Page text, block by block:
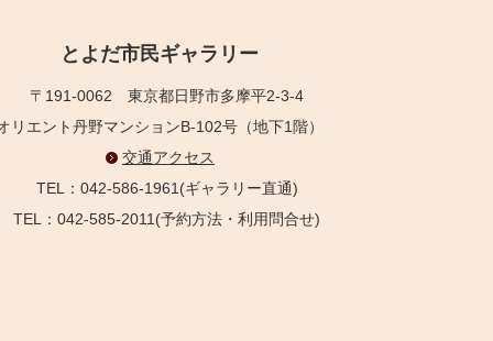
とよだ市民ギャラリー
〒191-0062 東京都日野市多摩平2-3-4
リエント丹野マンションB-102号（地下1階）
交通アクセス
TEL：042-586-1961(ギャラリー直通)
：042-585-2011(予約方法・利用問合せ)